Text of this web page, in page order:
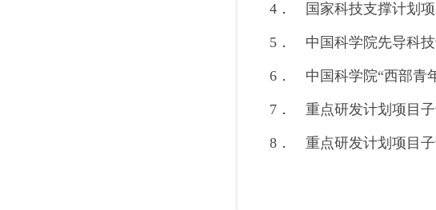
4． 国家科技支撑计划项
5． 中国科学院先导科技
6． 中国科学院“西部青
7． 重点研发计划项目子
8． 重点研发计划项目子